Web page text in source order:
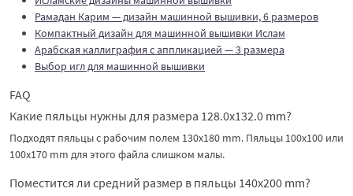
Рамадан Карим — дизайн машинной вышивки, 6 размеров
Компактный дизайн для машинной вышивки Ислам
Арабская каллиграфия с аппликацией — 3 размера
Выбор игл для машинной вышивки
FAQ
Какие пяльцы нужны для размера 128.0x132.0 mm?
Подходят пяльцы с рабочим полем 130x180 mm. Пяльцы 100x100 или
100x170 mm для этого файла слишком малы.
Поместится ли средний размер в пяльцы 140x200 mm?